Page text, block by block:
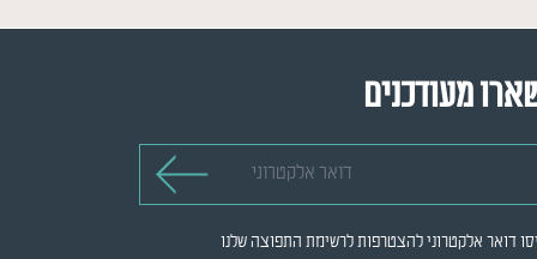
מעודכנים
דואר אלקטרוני להצטרפות לרשימת התפוצה שלנו